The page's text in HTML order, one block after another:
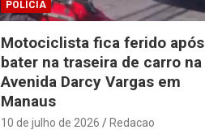
POLÍCIA
Motociclista fica ferido após
bater na traseira de carro na
Avenida Darcy Vargas em
Manaus
10 de julho de 2026 Redacao